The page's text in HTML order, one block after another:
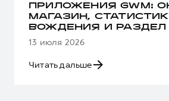
ПРИЛОЖЕНИЯ GWM:
МАГАЗИН,
ВОЖДЕНИЯ И РАЗДЕЛ
13 июля 2026
Читать дальше